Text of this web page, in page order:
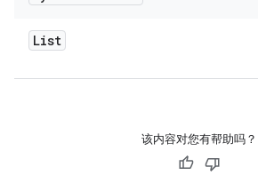
List
该内容对您有帮助吗？